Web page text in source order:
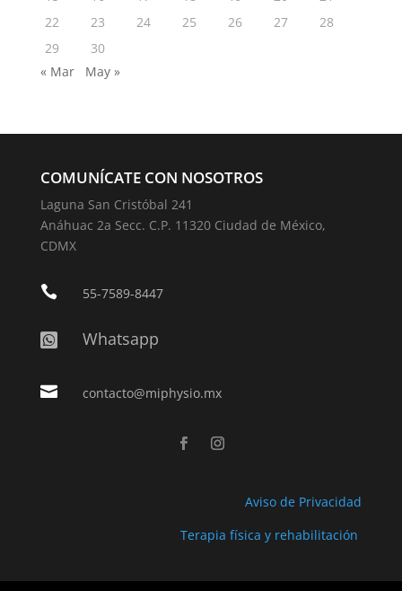
22
23 24 25 26 27
28
29
30
« Mar
May »
COMUNÍCATE CON NOSOTROS
Laguna San Cristóbal 241
Anáhuac 2a Secc. C.P. 11320 Ciudad de México,
CDMX
 55-7589-8447
 Whatsapp
 contacto@miphysio.mx
Aviso de Privacidad
Terapia física y rehabilitación